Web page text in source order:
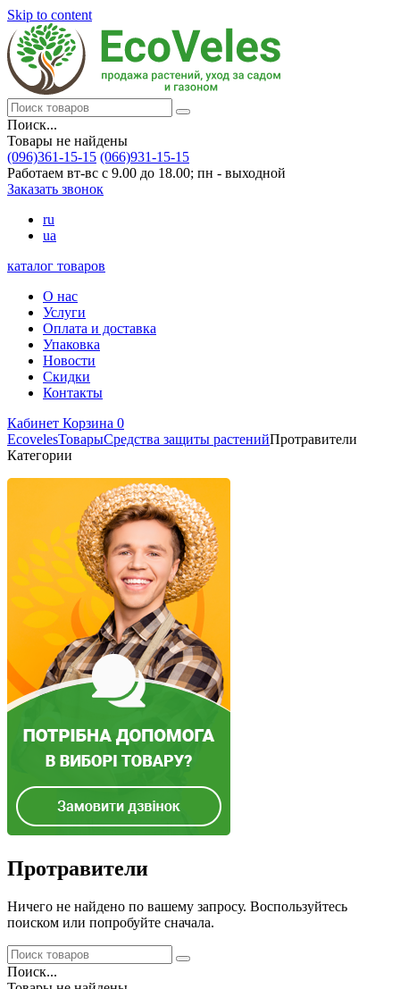
Skip to content
Поиск...
Товары не найдены
(096)361-15-15 (066)931-15-15
Работаем вт-вс с 9.00 до 18.00; пн - выходной
Заказать звонок
ru
ua
каталог товаров
О нас
Услуги
Оплата и доставка
Упаковка
Новости
Скидки
Контакты
Кабинет Корзина 0
EcovelesТоварыСредства защиты растенийПротравители
Категории
Протравители
Ничего не найдено по вашему запросу. Воспользуйтесь
поиском или попробуйте сначала.
Поиск...